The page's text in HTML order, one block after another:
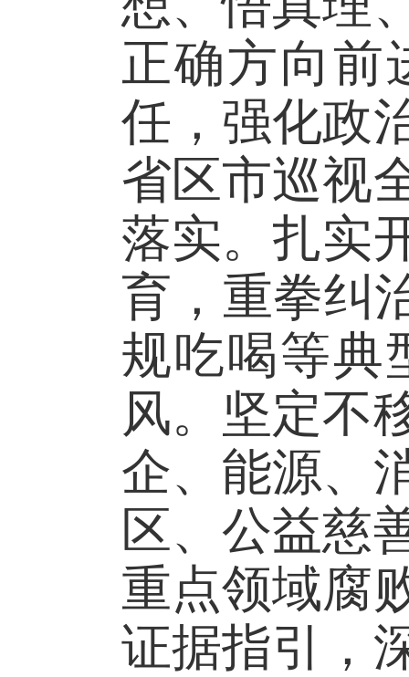
正确方向前
任，强化政
省区市巡视
落实。扎实
育，重拳纠
规吃喝等典
风。坚定不
企、能源、
区、公益慈
重点领域腐
证据指引，